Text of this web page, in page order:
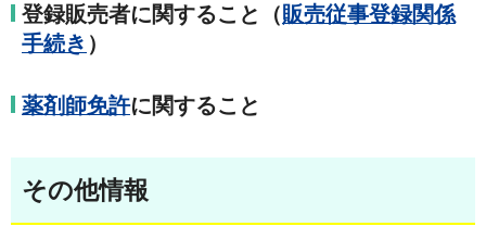
登録販売者に関すること（販売従事登録関係
手続き ）
薬剤師免許に関すること
その他情報